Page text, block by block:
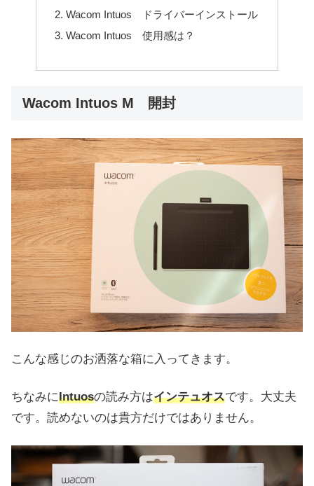
Wacom Intuos ドライバーインストール
Wacom Intuos 使用感は？
Wacom Intuos M 開封
こんな感じのお洒落な箱に入ってきます。
ちなみにIntuosの読み方はインテュオスです。大丈夫
です。読めないのは貴方だけではありません。